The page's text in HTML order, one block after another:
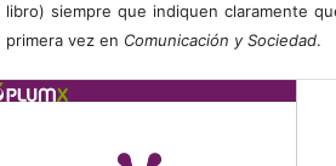
libro) siempre que indiquen claramente
primera vez en Comunicación y Sociedad.